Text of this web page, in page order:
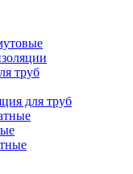
труб
для труб